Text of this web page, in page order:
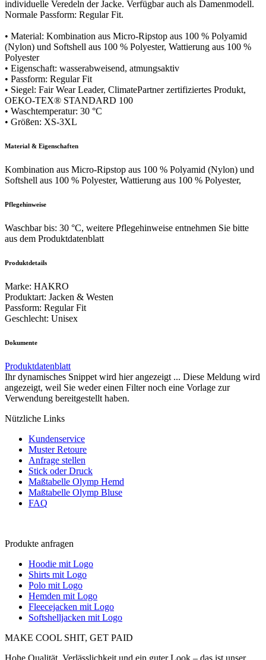
individuelle Veredeln der Jacke. Verfügbar auch als Damenmodell.
Normale Passform: Regular Fit.
• Material: Kombination aus Micro-Ripstop aus 100 % Polyamid
(Nylon) und Softshell aus 100 % Polyester, Wattierung aus 100 %
Polyester
• Eigenschaft: wasserabweisend, atmungsaktiv
• Passform: Regular Fit
• Siegel: Fair Wear Leader, ClimatePartner zertifiziertes Produkt,
OEKO-TEX® STANDARD 100
• Waschtemperatur: 30 °C
• Größen: XS-3XL
Material & Eigenschaften
Kombination aus Micro-Ripstop aus 100 % Polyamid (Nylon) und
Softshell aus 100 % Polyester, Wattierung aus 100 % Polyester,
Pflegehinweise
Waschbar bis: 30 °C, weitere Pflegehinweise entnehmen Sie bitte
aus dem Produktdatenblatt
Produktdetails
Marke: HAKRO
Produktart: Jacken & Westen
Passform: Regular Fit
Geschlecht: Unisex
Dokumente
Produktdatenblatt
Ihr dynamisches Snippet wird hier angezeigt ... Diese Meldung wird
angezeigt, weil Sie weder einen Filter noch eine Vorlage zur
Verwendung bereitgestellt haben.
Nützliche Links
Kundenservice
Muster Retoure
Anfrage stellen
Stick oder Druck
Maßtabelle Olymp Hemd
Maßtabelle Olymp Bluse
FAQ
Produkte anfragen
Hoodie mit Logo
Shirts mit Logo
Polo mit Logo
Hemden mit Logo
Fleecejacken mit Logo
Softshelljacken mit Logo
MAKE COOL SHIT, GET PAID
Hohe Qualität, Verlässlichkeit und ein guter Look – das ist unser